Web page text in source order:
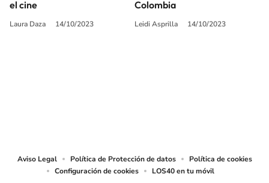
el cine
Laura Daza 14/10/2023
Colombia
Leidi Asprilla 14/10/2023
Aviso Legal Política de Protección de datos
Política de cookies
Configuración de cookies
LOS40 en tu móvil